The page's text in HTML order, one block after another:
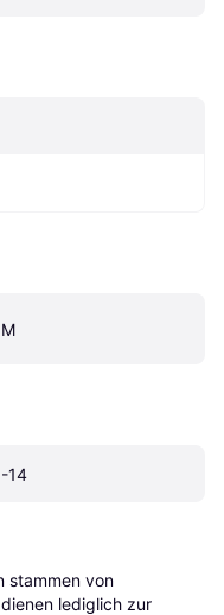
14
stammen von
lediglich zur